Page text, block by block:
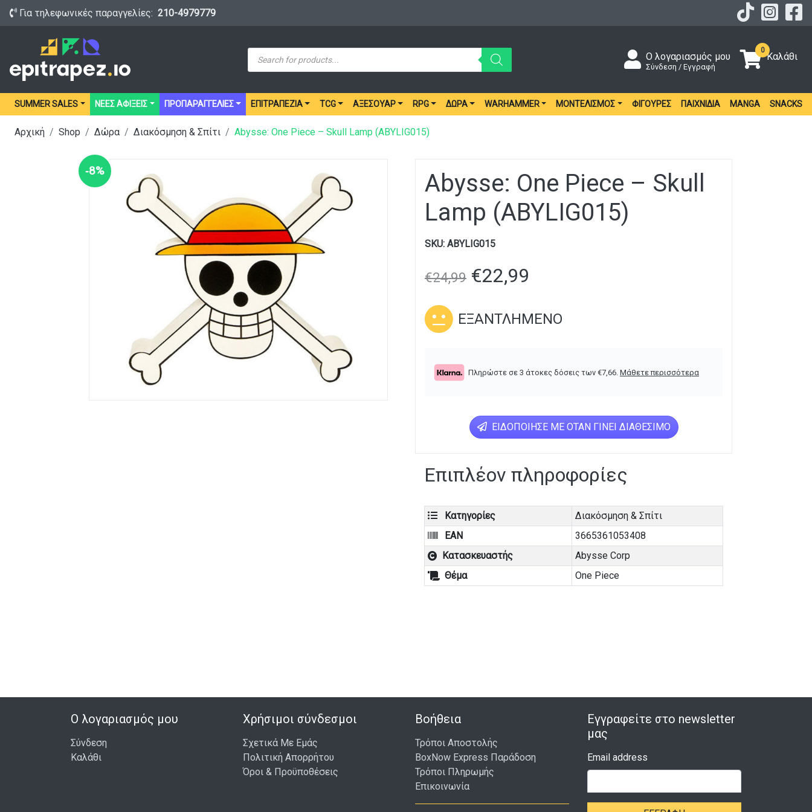
Για τηλεφωνικές παραγγελίες: 210-4979779
Products
search
Ο λογαριασμός μου
Σύνδεση / Εγγραφή
0
Καλάθι
SUMMER SALES ΝΕΕΣ ΑΦΙΞΕΙΣ ΠΡΟΠΑΡΑΓΓΕΛΙΕΣ ΕΠΙΤΡΑΠΈΖΙΑ TCG ΑΞΕΣΟΥΆΡ RPG ΔΏΡΑ WARHAMMER ΜΟΝΤΕΛΙΣΜΌΣ ΦΙΓΟΎΡΕΣ ΠΑΙΧΝΊΔΙΑ MANGA SNACKS
Αρχική Shop Δώρα Διακόσμηση & Σπίτι Abysse: One Piece – Skull Lamp (ABYLIG015)
‑8%
Abysse: One Piece – Skull
Lamp (ABYLIG015)
SKU: ABYLIG015
€24,99 €22,99
ΕΞΑΝΤΛΗΜΈΝΟ
Πληρώστε σε 3 άτοκες δόσεις των €7,66 Μάθετε περισσότερα
ΕΙΔΟΠΟΊΗΣΕ ΜΕ ΌΤΑΝ ΓΊΝΕΙ ΔΙΑΘΈΣΙΜΟ
Επιπλέον πληροφορίες
Κατηγορίες
Διακόσμηση & Σπίτι
EAN
3665361053408
Κατασκευαστής
Abysse Corp
Θέμα
One Piece
Ο λογαριασμός μου
Σύνδεση
Καλάθι
Χρήσιμοι σύνδεσμοι
Σχετικά Με Εμάς
Πολιτική Απορρήτου
Όροι & Προϋποθέσεις
Βοήθεια
Τρόποι Αποστολής
BoxNow Express Παράδοση
Τρόποι Πληρωμής
Επικοινωνία
Εγγραφείτε στο newsletter
μας
Email address